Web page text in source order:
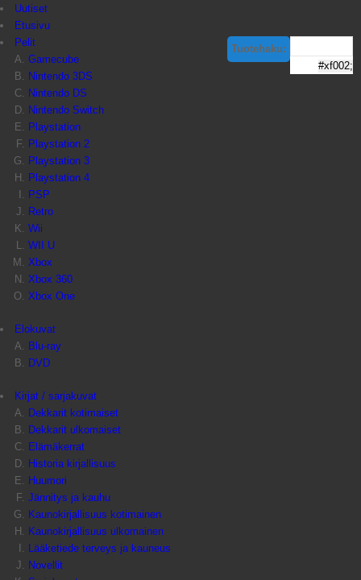
Uutiset
Etusivu
Pelit
Gamecube
Nintendo 3DS
Nintendo DS
Nintendo Switch
Playstation
Playstation 2
Playstation 3
Playstation 4
PSP
Retro
Wii
WII U
Xbox
Xbox 360
Xbox One
Elokuvat
Blu-ray
DVD
Kirjat / sarjakuvat
Dekkarit kotimaiset
Dekkarit ulkomaiset
Elämäkerrat
Historia kirjallisuus
Huumori
Jännitys ja kauhu
Kaunokirjallisuus kotimainen
Kaunokirjallisuus ulkomainen
Lääketiede terveys ja kauneus
Novellit
Tuotehaku: